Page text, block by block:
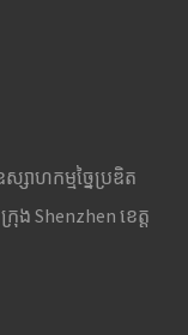
សាហកម្មច្នៃប្រឌិត
ង Shenzhen ខេត្ត